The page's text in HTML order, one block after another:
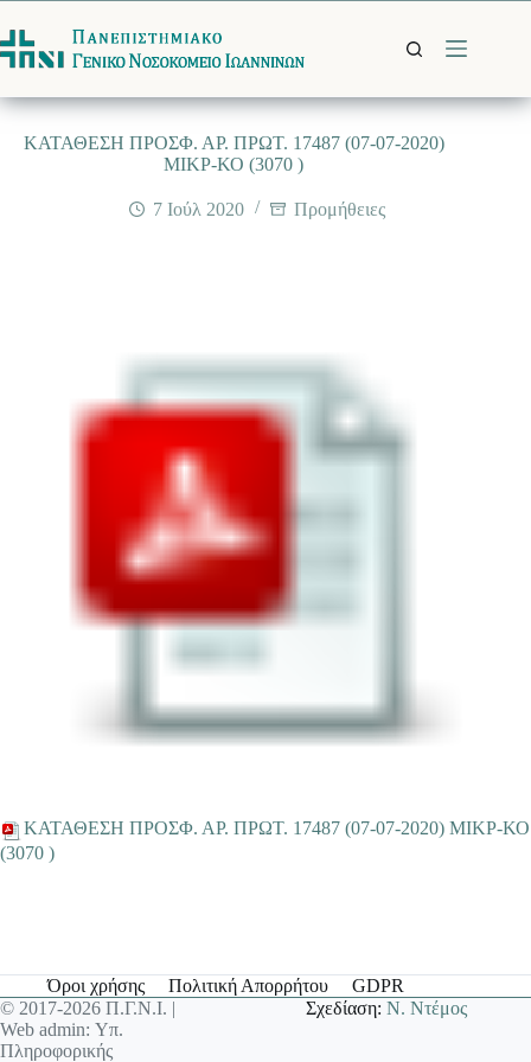
στο
περιεχόμενο
ΚΑΤΑΘΕΣΗ ΠΡΟΣΦ. ΑΡ. ΠΡΩΤ. 17487 (07-07-2020)
ΜΙΚΡ-ΚΟ (3070 )
7 Ιούλ 2020 Προμήθειες
ΚΑΤΑΘΕΣΗ ΠΡΟΣΦ. ΑΡ. ΠΡΩΤ. 17487 (07-07-2020) ΜΙΚΡ-ΚΟ
(3070 )
Όροι χρήσης Πολιτική Απορρήτου
GDPR
© 2017-2026 Π.Γ.Ν.Ι. |
Web admin: Υπ.
Πληροφορικής
Σχεδίαση:Ν. Ντέμος